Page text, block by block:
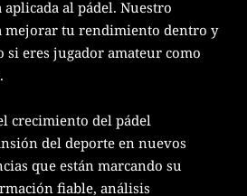
al pádel. Nuestro
mejorar tu rendimiento dentro y
si eres jugador amateur como
crecimiento del pádel
del deporte en nuevos
que están marcando su
fiable, análisis